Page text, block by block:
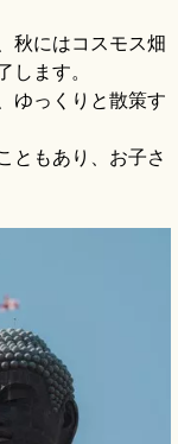
秋にはコスモス畑
ます。
ゆっくりと散策す
ともあり、お子さ